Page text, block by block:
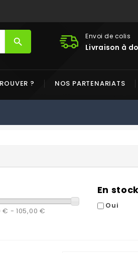
Envoi de colis
Livraison à
search
? NOS PARTENARIATS
€ - 105,00 €
En stock
Oui